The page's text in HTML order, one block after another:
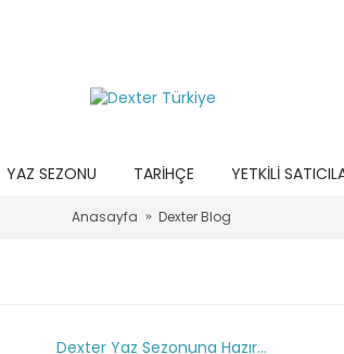
YAZ SEZONU TARIHÇE YETKILI
Anasayfa Dexter Blog